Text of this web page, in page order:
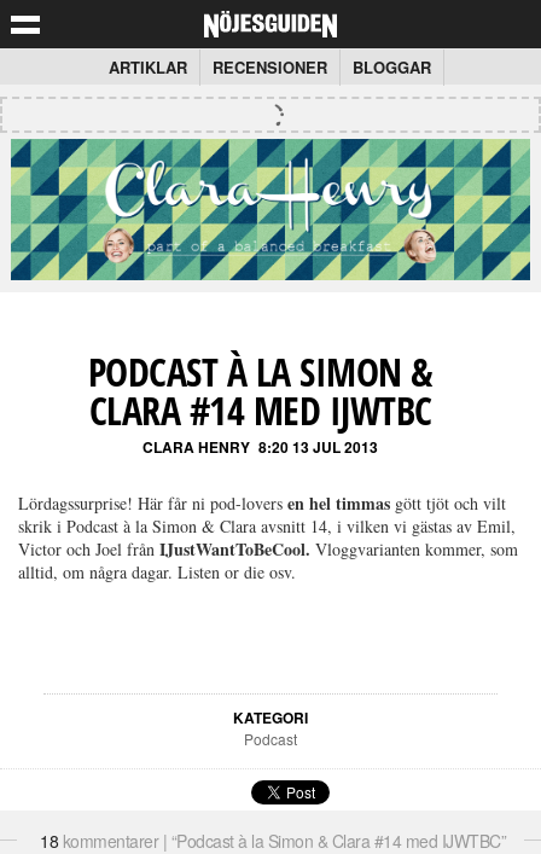
ARTIKLAR RECENSIONER BLOGGAR
PODCAST À LA SIMON &
CLARA #14 MED IJWTBC
CLARA HENRY 8:20 13 JUL 2013
Lördagssurprise! Här får ni pod-lovers en hel timmas gött tjöt och vilt
skrik i Podcast à la Simon & Clara avsnitt 14, i vilken vi gästas av Emil,
Victor och Joel från IJustWantToBeCool. Vloggvarianten kommer, som
alltid, om några dagar. Listen or die osv.
KATEGORI
Podcast
18 kommentarer | “Podcast à la Simon & Clara #14 med IJWTBC”